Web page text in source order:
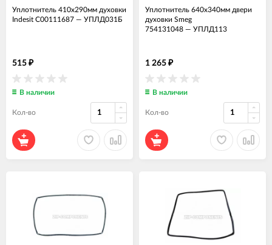
Уплотнитель 410x290мм духовки
Indesit C00111687 — УПЛД031Б
515 ₽
В наличии
Кол-во
Уплотнитель 640x340мм двери
духовки Smeg
754131048 — УПЛД113
1 265 ₽
В наличии
Кол-во